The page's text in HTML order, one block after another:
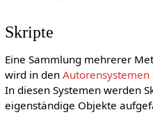
Skripte
Eine Sammlung mehrerer
wird in den Autorensystemen
In diesen Systemen werden
eigenständige Objekte